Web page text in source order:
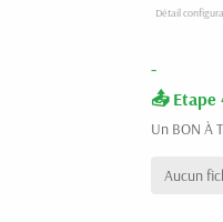
-
Etape
Un BON À
Aucun